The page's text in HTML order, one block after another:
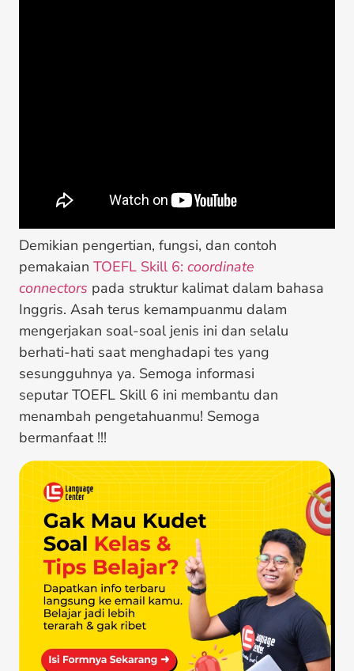
Demikian pengertian, fungsi, dan contoh
pemakaian TOEFL Skill 6: coordinate
connectors pada struktur kalimat dalam bahasa
Inggris. Asah terus kemampuanmu dalam
mengerjakan soal-soal jenis ini dan selalu
berhati-hati saat menghadapi tes yang
sesungguhnya ya. Semoga informasi
seputar TOEFL Skill 6 ini membantu dan
menambah pengetahuanmu! Semoga
bermanfaat !!!